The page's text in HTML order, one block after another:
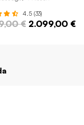
4.5 (33)
€ 2.099,00 €